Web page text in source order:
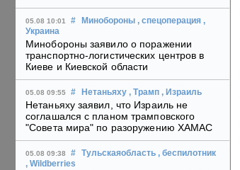
05.08 10:01 # Минобороны , спецоперация ,
Украина
Минобороны заявило о поражении
транспортно-логистических центров в
Киеве и Киевской области
05.08 09:55 # Нетаньяху , Трамп , Израиль
Нетаньяху заявил, что Израиль не
соглашался с планом трамповского
"Совета мира" по разоружению ХАМАС
05.08 09:38 # Тульскаяобласть , беспилотник
, Wildberries